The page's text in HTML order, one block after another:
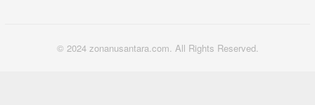
© 2024 zonanusantara.com. All Rights Reserved.